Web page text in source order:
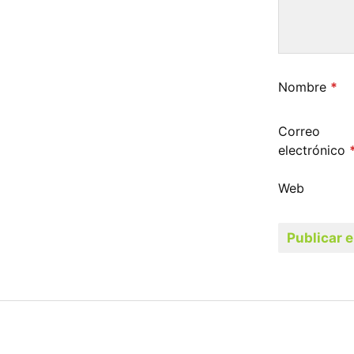
Nombre *
Correo
electrónico
Web